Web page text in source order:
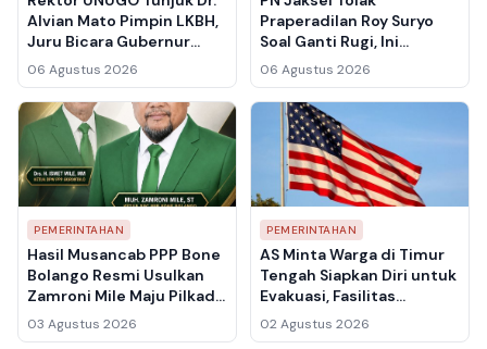
Alvian Mato Pimpin LKBH,
Juru Bicara Gubernur
Gorontalo Siap Perkuat
Bantuan Hukum untuk
Warga
06 Agustus 2026
Praperadilan Roy Suryo
Soal Ganti Rugi, Ini
Pertimbangan Hakim
06 Agustus 2026
PEMERINTAHAN
Hasil Musancab PPP Bone
Bolango Resmi Usulkan
Zamroni Mile Maju Pilkada
2031, 17 Kecamatan
Tuntaskan Konsolidasi
03 Agustus 2026
PEMERINTAHAN
AS Minta Warga di Timur
Tengah Siapkan Diri untuk
Evakuasi, Fasilitas
Diplomatik Berpotensi
Jadi Target Serangan Iran
02 Agustus 2026